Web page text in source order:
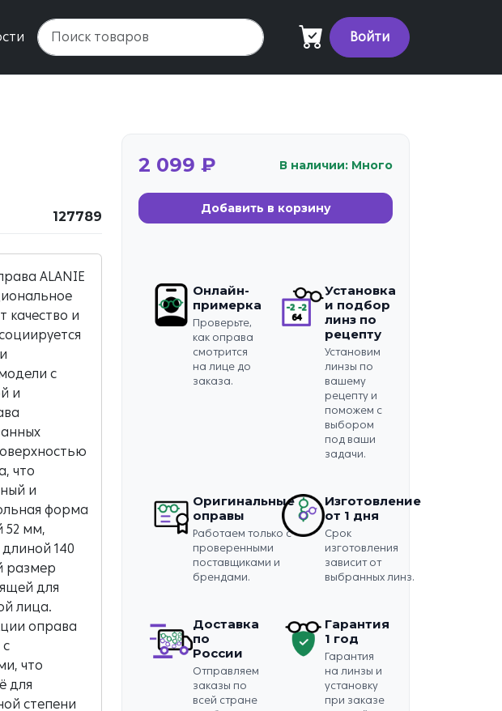
Войти
127789
ALANIE
качество и
с
и
что
и
форма
52 мм,
140
размер
для
лица.
оправа
с
что
для
степени
2 099 ₽ В наличии: Много
Добавить в корзину
Онлайн-
примерка
Проверьте,
как оправа
смотрится
на лице до
заказа.
Установка
и подбор
линз по
рецепту
Установим
линзы по
вашему
рецепту и
поможем с
выбором
под ваши
задачи.
Оригинальные
оправы
Работаем только с
проверенными
поставщиками и
брендами.
Изготовление
от 1 дня
Срок
изготовления
зависит от
выбранных линз.
Доставка
по
России
Отправляем
заказы по
всей стране
Гарантия
1 год
Гарантия
на линзы и
установку
при заказе